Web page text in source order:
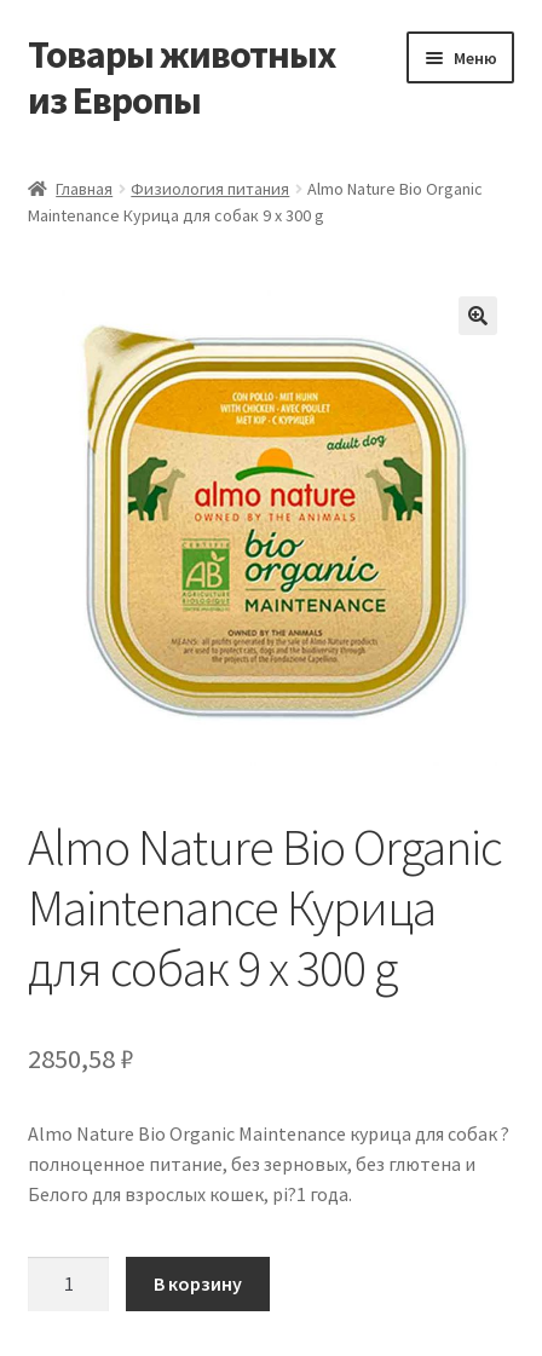
Перейти
навигации
Перейти
содержимому
Товары животных
из Европы
Меню
Виды доставки
Контакты
Корзина
Мой аккаунт
О компании
Отзывы
Оформление заказа
Главная Физиология питания
Almo Nature Bio Organic
Maintenance Курица для собак 9 x 300 g
Almo Nature Bio Organic
Maintenance Курица
для собак 9 x 300 g
2850,58₽
Almo Nature Bio Organic Maintenance курица для собак ?
полноценное питание, без зерновых, без глютена и
Белого для взрослых кошек, pi?1 года.
В корзину